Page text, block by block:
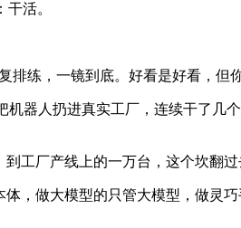
活。
练，一镜到底。好看是好看，但
器人扔进真实工厂，连续干了几
工厂产线上的一万台，这个坎翻过
，做大模型的只管大模型，做灵